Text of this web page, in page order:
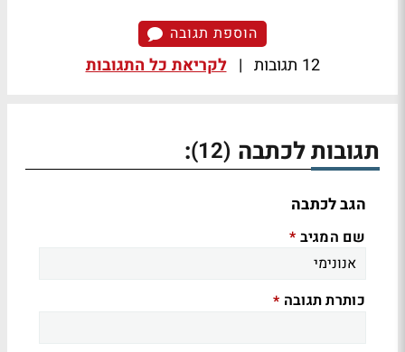
הוספת תגובה
12 תגובות | לקריאת כל התגובות
תגובות לכתבה (12)
:
הגב לכתבה
שם המגיב *
כותרת תגובה *